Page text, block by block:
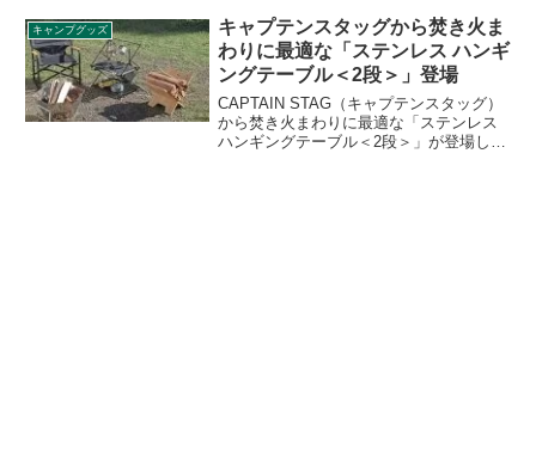
ャンプギアブランドや車のリノベーショ
ンブランドとのコラボ商品も同時発売で
す。詳細をレビューします。
キャンプグッズ
キャプテンスタッグから焚き火ま
わりに最適な「ステンレス ハンギ
ングテーブル＜2段＞」登場
CAPTAIN STAG（キャプテンスタッグ）
から焚き火まわりに最適な「ステンレス
ハンギングテーブル＜2段＞」が登場しま